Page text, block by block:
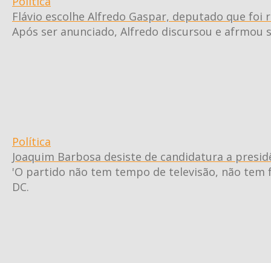
Flávio escolhe Alfredo Gaspar, deputado que foi
Após ser anunciado, Alfredo discursou e afrmou
Política
Joaquim Barbosa desiste de candidatura a
'O partido não tem tempo de televisão, não
DC.